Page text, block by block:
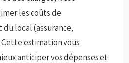
les coûts de
local (assurance,
estimation vous
anticiper vos dépenses et